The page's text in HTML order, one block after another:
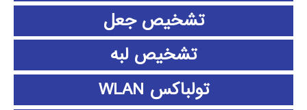
تشخیص جعل
تشخیص لبه
تولباکس WLAN